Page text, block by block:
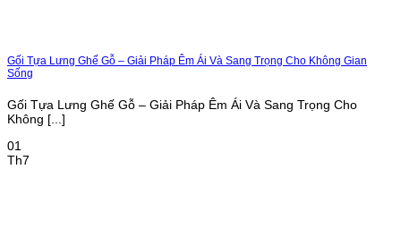
Gối Tựa Lưng Ghế Gỗ – Giải Pháp Êm Ái Và Sang Trọng Cho Không Gian
Sống
Gối Tựa Lưng Ghế Gỗ – Giải Pháp Êm Ái Và Sang Trọng Cho
Không [...]
01
Th7